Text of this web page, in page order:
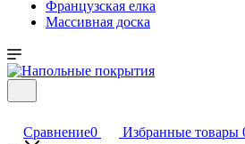
Французская елка
Массивная доска
Сравнение0 Избранные товары